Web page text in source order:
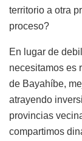
territorio a otra
proceso?
En lugar de
necesitamos es
de Bayahíbe,
atrayendo
provincias
compartimos